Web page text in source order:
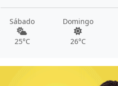
Sábado
25°C
Domingo
26°C